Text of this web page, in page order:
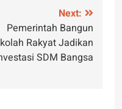
Next:
Pemerintah Bangun
Rakyat Jadikan
SDM Bangsa